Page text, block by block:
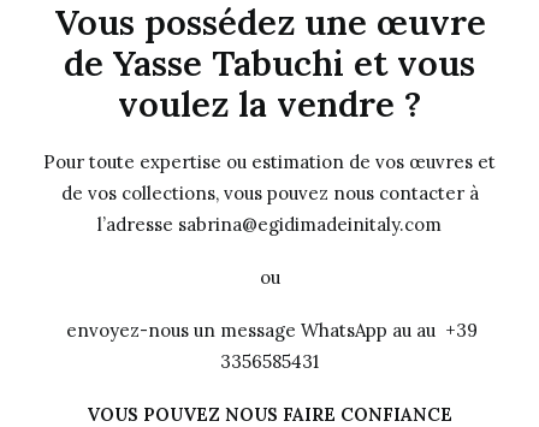
Vous possédez une œuvre
de Yasse Tabuchi et vous
voulez la vendre ?
Pour toute expertise ou estimation de vos œuvres et
de vos collections, vous pouvez nous contacter à
l’adresse sabrina@egidimadeinitaly.com
ou
envoyez-nous un message WhatsApp au au +39
3356585431
VOUS POUVEZ NOUS FAIRE CONFIANCE